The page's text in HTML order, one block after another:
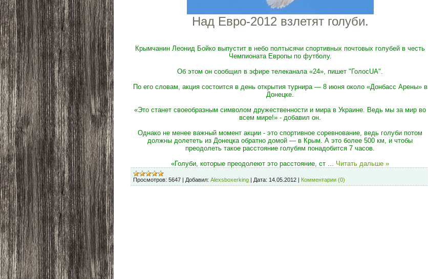
Над Евро-2012 взлетят голуби.
Крымчанин Леонид Бойко выпустит в небо полтысячи спортивных почтовых голубей в честь
Чемпионата Европы по футболу.
Об этом он сообщил в эфире телеканала «24», пишет "ГолосUA".
По его словам, акция состоится в день открытия турнира — 8 июня около «Донбасс Арены» в
Донецке.
«Это станет своеобразным символом дружественности и мира в Украине. Ведь мы за мир во
всем мире!» - добавил он.
Однако не менее важный момент акции - это спортивное соревнование, ведь голуби потом
должны долететь из Донецка обратно домой — в Крым. А это более 500 км, и чтобы
преодолеть такое расстояние голубям понадобится 7 часов.
«Голуби, которые преодолеют это расстояние, ст ... Читать дальше »
Просмотров: 5647 Добавил: Alexsboxerking Дата: 14.05.2012 Комментарии (0)